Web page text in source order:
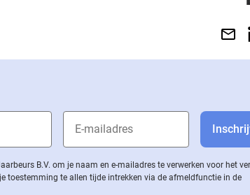
B.V. om je naam en e-mailadres te verwerken voor het
toestemming te allen tijde intrekken via de af­meld­func­tie in de